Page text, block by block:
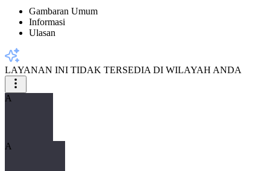
Gambaran Umum
Informasi
Ulasan
LAYANAN INI TIDAK TERSEDIA DI WILAYAH ANDA
A
A